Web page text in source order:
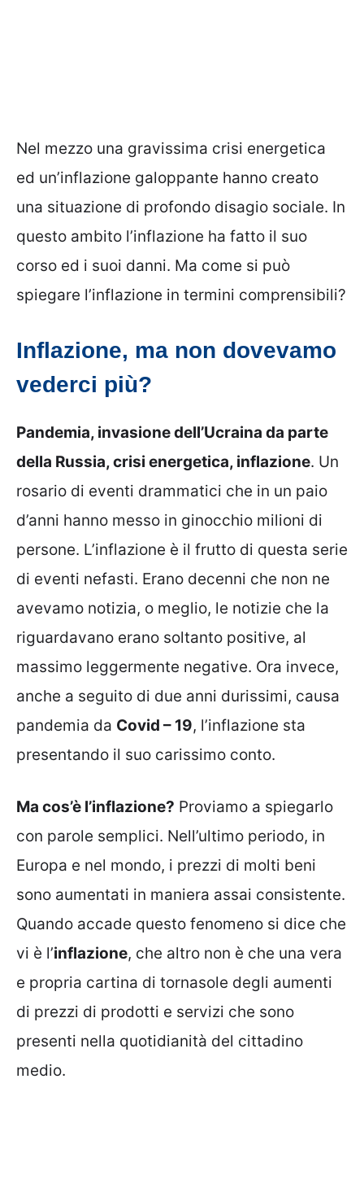
Nel mezzo una gravissima crisi energetica
ed un’inflazione galoppante hanno creato
una situazione di profondo disagio sociale. In
questo ambito l’inflazione ha fatto il suo
corso ed i suoi danni. Ma come si può
spiegare l’inflazione in termini comprensibili?
Inflazione, ma non dovevamo
vederci più?
Pandemia, invasione dell’Ucraina da parte
della Russia, crisi energetica, inflazione. Un
rosario di eventi drammatici che in un paio
d’anni hanno messo in ginocchio milioni di
persone. L’inflazione è il frutto di questa serie
di eventi nefasti. Erano decenni che non ne
avevamo notizia, o meglio, le notizie che la
riguardavano erano soltanto positive, al
massimo leggermente negative. Ora invece,
anche a seguito di due anni durissimi, causa
pandemia da Covid – 19, l’inflazione sta
presentando il suo carissimo conto.
Ma cos’è l’inflazione? Proviamo a spiegarlo
con parole semplici. Nell’ultimo periodo, in
Europa e nel mondo, i prezzi di molti beni
sono aumentati in maniera assai consistente.
Quando accade questo fenomeno si dice che
vi è l’inflazione, che altro non è che una vera
e propria cartina di tornasole degli aumenti
di prezzi di prodotti e servizi che sono
presenti nella quotidianità del cittadino
medio.